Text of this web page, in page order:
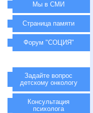
Мы в СМИ
Страница памяти
Форум "СОЦИЯ"
Задайте вопрос
детскому онкологу
Консультация
психолога